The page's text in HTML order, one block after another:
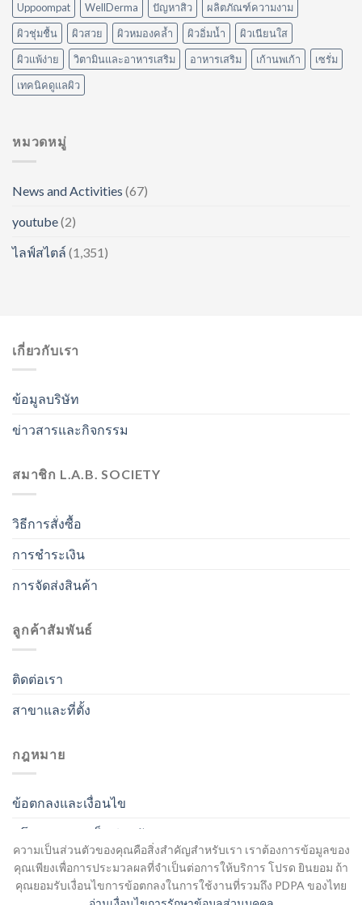
ความเป็นส่วนตัวของคุณคือสิ่งสำคัญสำหรับเรา เราต้องการข้อมูลของ
คุณเพียงเพื่อการประมวลผลที่จำเป็นต่อการให้บริการ โปรด ยินยอม ถ้า
คุณยอมรับเงื่อนไขการข้อตกลงในการใช้งานที่รวมถึง PDPA ของไทย
Uppoompat
WellDerma ปัญหาสิว
ผลิตภัณฑ์ความงาม
ผิวชุ่มชื้น
ผิวสวย ผิวหมองคล้ำ ผิวอิ่มน้ำ
ผิวเนียนใส
ผิวแพ้ง่าย
วิตามินและอาหารเสริม อาหารเสริม เก้านพเก้า
เซรั่ม
เทคนิคดูแลผิว
หมวดหมู่
News and Activities (67)
youtube(2)
ไลฟ์สไตล์ (1,351)
เกี่ยวกับเรา
ข้อมูลบริษัท
ข่าวสารและกิจกรรม
สมาชิก L.A.B. SOCIETY
วิธีการสั่งซื้อ
การชำระเงิน
การจัดส่งสินค้า
ลูกค้าสัมพันธ์
ติดต่อเรา
สาขาและที่ตั้ง
กฎหมาย
ข้อตกลงและเงื่อนไข
นโยบายความเป็นส่วนตัว